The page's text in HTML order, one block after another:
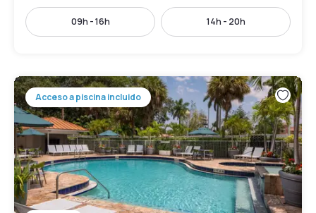
09h - 16h 14h - 20h
Acceso a piscina incluido